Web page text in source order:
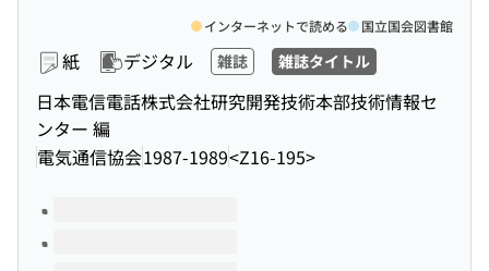
紙 デジタル 雑誌 雑誌タイトル
日本電信電話株式会社研究開発技術本部技術情報セ
ンター 編
電気通信協会1987-1989<Z16-195>
インターネットで読める 国立国会図書館
このタイトルの巻号